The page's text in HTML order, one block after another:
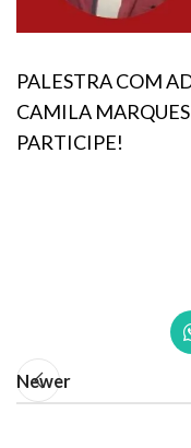
PALESTRA COM
CAMILA
PARTICIPE!
Newer